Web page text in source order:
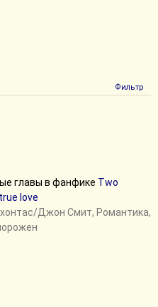
Фильтр
главы в фанфике Two
love
Джон Смит, Романтика,